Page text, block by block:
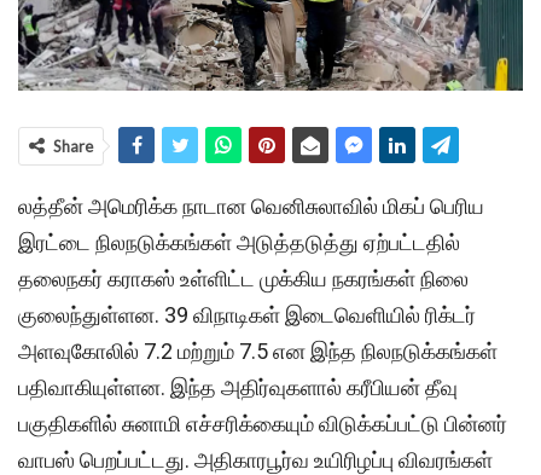
Share
லத்தீன் அமெரிக்க நாடான வெனிசுலாவில் மிகப் பெரிய
இரட்டை நிலநடுக்கங்கள் அடுத்தடுத்து ஏற்பட்டதில்
தலைநகர் கராகஸ் உள்ளிட்ட முக்கிய நகரங்கள் நிலை
குலைந்துள்ளன. 39 விநாடிகள் இடைவெளியில் ரிக்டர்
அளவுகோலில் 7.2 மற்றும் 7.5 என இந்த நிலநடுக்கங்கள்
பதிவாகியுள்ளன. இந்த அதிர்வுகளால் கரீபியன் தீவு
பகுதிகளில் சுனாமி எச்சரிக்கையும் விடுக்கப்பட்டு பின்னர்
வாபஸ் பெறப்பட்டது. அதிகாரபூர்வ உயிரிழப்பு விவரங்கள்